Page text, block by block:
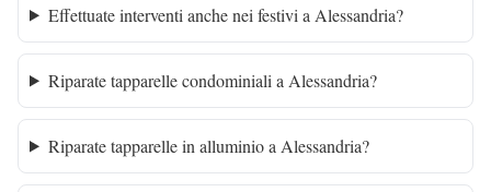
Effettuate interventi anche nei festivi a Alessandria?
Riparate tapparelle condominiali a Alessandria?
Riparate tapparelle in alluminio a Alessandria?